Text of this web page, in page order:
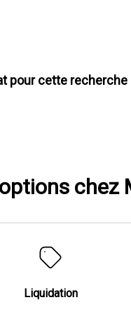
pour cette recherche
chez
Liquidation